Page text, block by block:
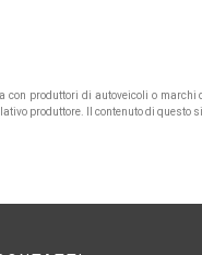
produttori di autoveicoli o
produttore. Il contenuto di questo